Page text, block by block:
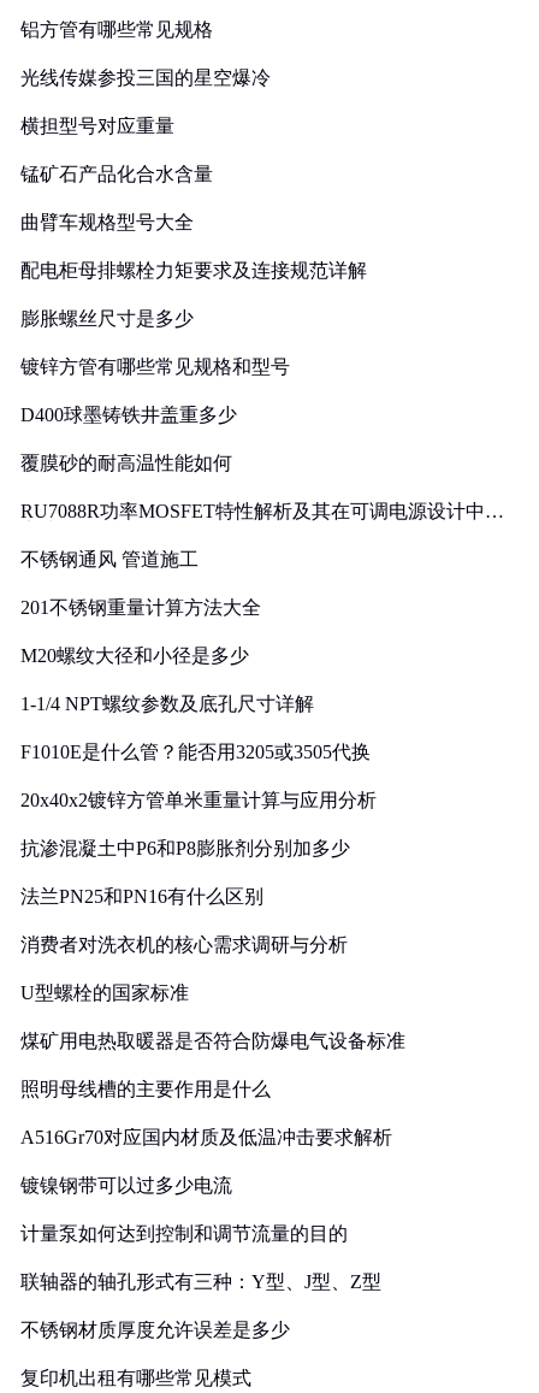
铝方管有哪些常见规格
光线传媒参投三国的星空爆冷
横担型号对应重量
锰矿石产品化合水含量
曲臂车规格型号大全
配电柜母排螺栓力矩要求及连接规范详解
膨胀螺丝尺寸是多少
镀锌方管有哪些常见规格和型号
D400球墨铸铁井盖重多少
覆膜砂的耐高温性能如何
RU7088R功率MOSFET特性解析及其在可调电源设计中的
不锈钢通风 管道施工
201不锈钢重量计算方法大全
M20螺纹大径和小径是多少
1-1/4 NPT螺纹参数及底孔尺寸详解
F1010E是什么管？能否用3205或3505代换
20x40x2镀锌方管单米重量计算与应用分析
抗渗混凝土中P6和P8膨胀剂分别加多少
法兰PN25和PN16有什么区别
消费者对洗衣机的核心需求调研与分析
U型螺栓的国家标准
煤矿用电热取暖器是否符合防爆电气设备标准
照明母线槽的主要作用是什么
A516Gr70对应国内材质及低温冲击要求解析
镀镍钢带可以过多少电流
计量泵如何达到控制和调节流量的目的
联轴器的轴孔形式有三种：Y型、J型、Z型
不锈钢材质厚度允许误差是多少
复印机出租有哪些常见模式